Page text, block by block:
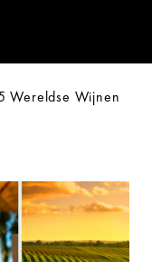
Wereldse Wijnen